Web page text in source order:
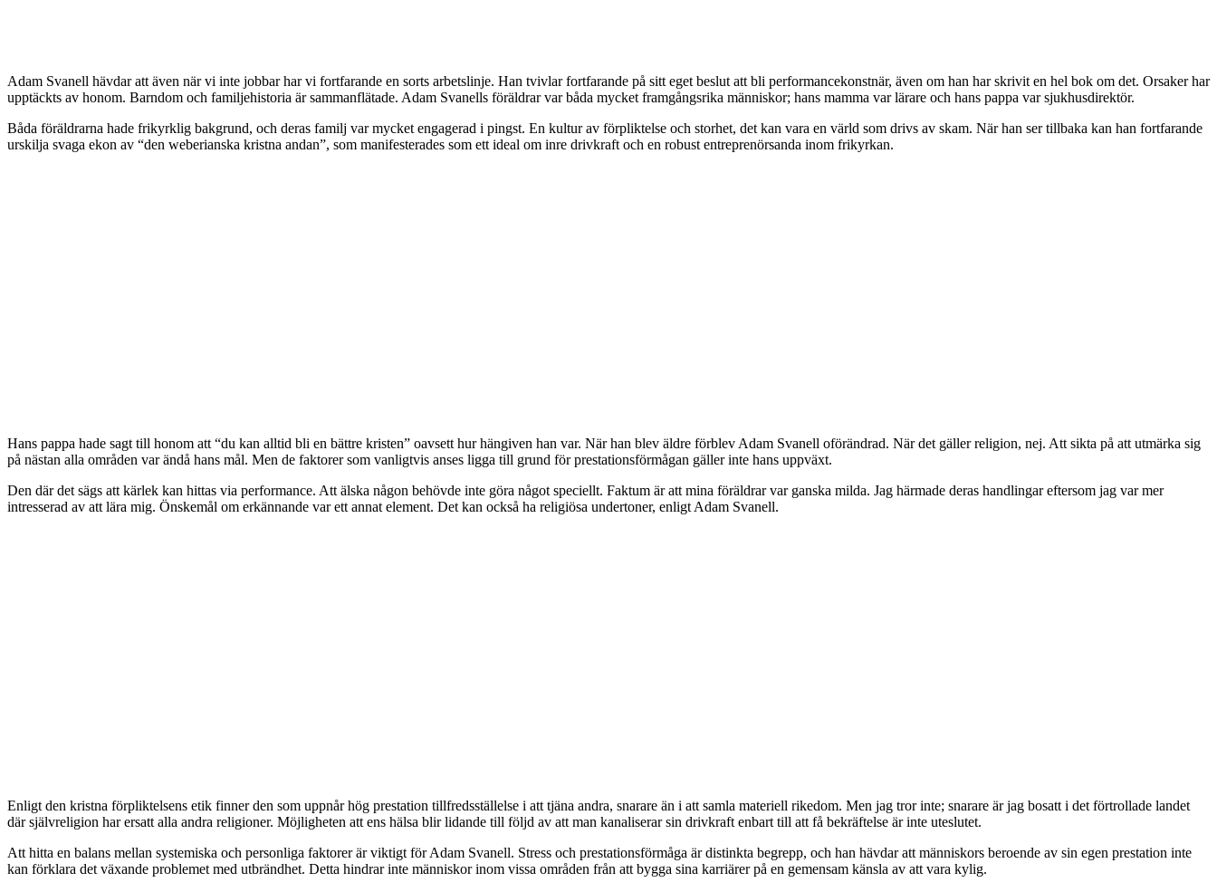
Adam Svanell hävdar att även när vi inte jobbar har vi fortfarande en sorts arbetslinje. Han tvivlar fortfarande på sitt eget beslut att bli performancekonstnär, även om han har skrivit en hel bok om det. Orsaker har
upptäckts av honom. Barndom och familjehistoria är sammanflätade. Adam Svanells föräldrar var båda mycket framgångsrika människor; hans mamma var lärare och hans pappa var sjukhusdirektör.
Båda föräldrarna hade frikyrklig bakgrund, och deras familj var mycket engagerad i pingst. En kultur av förpliktelse och storhet, det kan vara en värld som drivs av skam. När han ser tillbaka kan han fortfarande
urskilja svaga ekon av “den weberianska kristna andan”, som manifesterades som ett ideal om inre drivkraft och en robust entreprenörsanda inom frikyrkan.
Hans pappa hade sagt till honom att “du kan alltid bli en bättre kristen” oavsett hur hängiven han var. När han blev äldre förblev Adam Svanell oförändrad. När det gäller religion, nej. Att sikta på att utmärka sig
på nästan alla områden var ändå hans mål. Men de faktorer som vanligtvis anses ligga till grund för prestationsförmågan gäller inte hans uppväxt.
Den där det sägs att kärlek kan hittas via performance. Att älska någon behövde inte göra något speciellt. Faktum är att mina föräldrar var ganska milda. Jag härmade deras handlingar eftersom jag var mer
intresserad av att lära mig. Önskemål om erkännande var ett annat element. Det kan också ha religiösa undertoner, enligt Adam Svanell.
Enligt den kristna förpliktelsens etik finner den som uppnår hög prestation tillfredsställelse i att tjäna andra, snarare än i att samla materiell rikedom. Men jag tror inte; snarare är jag bosatt i det förtrollade landet
där självreligion har ersatt alla andra religioner. Möjligheten att ens hälsa blir lidande till följd av att man kanaliserar sin drivkraft enbart till att få bekräftelse är inte uteslutet.
Att hitta en balans mellan systemiska och personliga faktorer är viktigt för Adam Svanell. Stress och prestationsförmåga är distinkta begrepp, och han hävdar att människors beroende av sin egen prestation inte
kan förklara det växande problemet med utbrändhet. Detta hindrar inte människor inom vissa områden från att bygga sina karriärer på en gemensam känsla av att vara kylig.